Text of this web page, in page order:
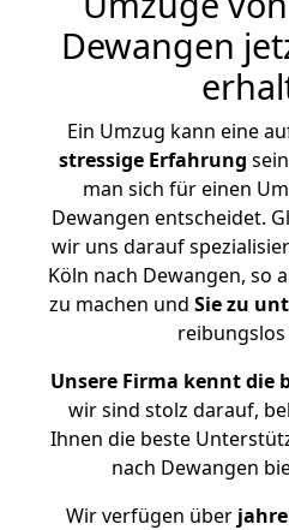
Dewangen
Ein Umzug kann eine
stressige Erfahrung
man sich für einen
Dewangen entscheidet.
wir uns darauf
Köln nach Dewangen, so
zu machen und Sie zu
Unsere Firma kennt die
wir sind stolz darauf,
Ihnen die beste
nach Dewangen
Wir verfügen über